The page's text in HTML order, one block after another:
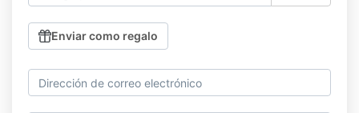
Enviar como regalo